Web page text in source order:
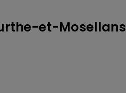
et-Mosellans